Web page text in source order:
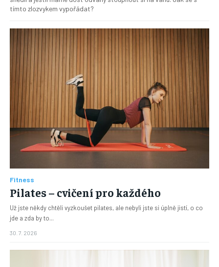
tímto zlozvykem vypořádat?
Fitness
Pilates – cvičení pro každého
Už jste někdy chtěli vyzkoušet pilates, ale nebyli jste si úplně jistí, o co
jde a zda by to...
30. 7. 2026